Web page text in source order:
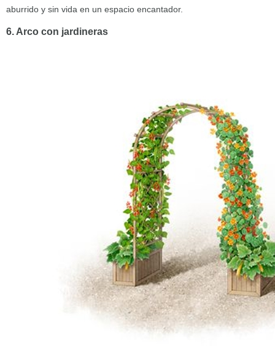
aburrido y sin vida en un espacio encantador.
6. Arco con jardineras